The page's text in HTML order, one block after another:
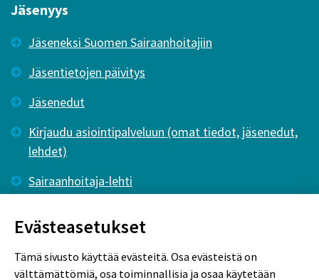
Jäsenyys
Jäseneksi Suomen Sairaanhoitajiin
Jäsentietojen päivitys
Jäsenedut
Kirjaudu asiointipalveluun (omat tiedot, jäsenedut,
lehdet)
Sairaanhoitaja-lehti
Evästeasetukset
Tämä sivusto käyttää evästeitä. Osa evästeistä on
välttämättömiä, osa toiminnallisia ja osaa käytetään